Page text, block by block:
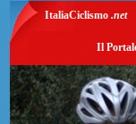
ItaliaCiclismo .net
Il